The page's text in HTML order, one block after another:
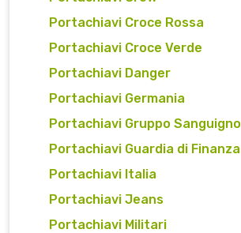
Portachiavi Croce Rossa
Portachiavi Croce Verde
Portachiavi Danger
Portachiavi Germania
Portachiavi Gruppo Sanguigno
Portachiavi Guardia di Finanza
Portachiavi Italia
Portachiavi Jeans
Portachiavi Militari